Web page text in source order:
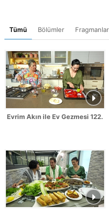
Tümü Bölümler Fragmanlar
Evrim Akın ile Ev Gezmesi 122.